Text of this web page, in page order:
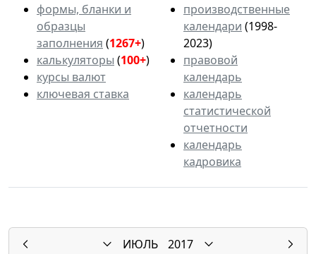
формы, бланки и
образцы
заполнения (1267+)
калькуляторы (100+)
курсы валют
ключевая ставка
производственные
календари (1998-
2023)
правовой
календарь
календарь
статистической
отчетности
календарь
кадровика
ИЮЛЬ
2017